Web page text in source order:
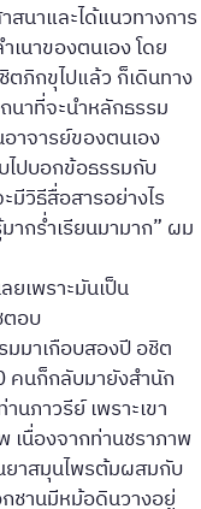
นาและได้แนวทางการ
นาของตนเอง โดย
ภิกขุไปแล้ว ก็เดินทาง
นาที่จะนำหลักธรรม
าจารย์ของตนเอง
ไปบอกข้อธรรมกับ
มีวิธีสื่อสารอย่างไร
ากร่ำเรียนมามาก” ผม
ยเพราะมันเป็น
ตอบ
มาเกือบสองปี อชิต
นก็กลับมายังสำนัก
นภาวรีย์ เพราะเขา
เนื่องจากท่านชราภาพ
ยาสมุนไพรต้มผสมกับ
ชานมีหม้อดินวางอยู่